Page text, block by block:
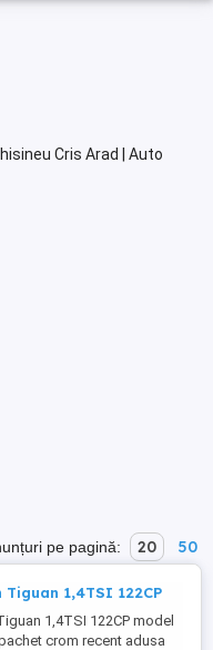
Cris Arad | Auto
pe pagină: 20 50
Tiguan 1,4TSI 122CP
1,4TSI 122CP model
crom recent adusa